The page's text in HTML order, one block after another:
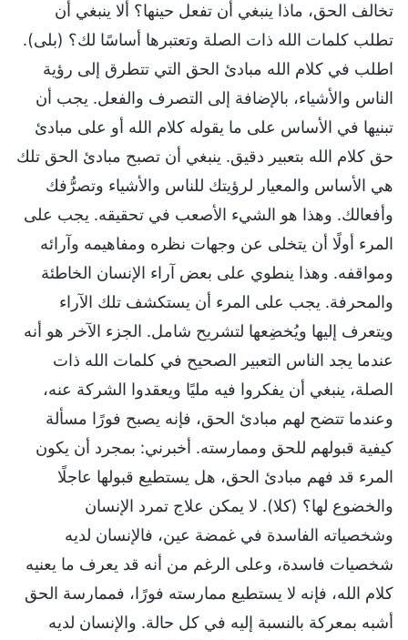
تخالف الحق، ماذا ينبغي أن تفعل حينها؟ ألا ينبغي أن
تطلب كلمات الله ذات الصلة وتعتبرها أساسًا لك؟ (بلى).
اطلب في كلام الله مبادئ الحق التي تتطرق إلى رؤية
الناس والأشياء، بالإضافة إلى التصرف والفعل. يجب أن
تبنيها في الأساس على ما يقوله كلام الله أو على مبادئ
حق كلام الله بتعبير دقيق. ينبغي أن تصبح مبادئ الحق تلك
هي الأساس والمعيار لرؤيتك للناس والأشياء وتصرُّفك
وأفعالك. وهذا هو الشيء الأصعب في تحقيقه. يجب على
المرء أولًا أن يتخلى عن وجهات نظره ومفاهيمه وآرائه
ومواقفه. وهذا ينطوي على بعض آراء الإنسان الخاطئة
والمحرفة. يجب على المرء أن يستكشف تلك الآراء
ويتعرف إليها ويُخضِعها لتشريح شامل. الجزء الآخر هو أنه
عندما يجد الناس التعبير الصحيح في كلمات الله ذات
الصلة، ينبغي أن يفكروا فيه مليًا ويعقدوا الشركة عنه،
وعندما تتضح لهم مبادئ الحق، فإنه يصبح فورًا مسألة
كيفية قبولهم للحق وممارسته. أخبرني: بمجرد أن يكون
المرء قد فهم مبادئ الحق، هل يستطيع قبولها عاجلًا
والخضوع لها؟ (كلا). لا يمكن علاج تمرد الإنسان
وشخصياته الفاسدة في غمضة عين، فالإنسان لديه
شخصيات فاسدة، وعلى الرغم من أنه قد يعرف ما يعنيه
كلام الله، فإنه لا يستطيع ممارسته فورًا، فممارسة الحق
أشبه بمعركة بالنسبة إليه في كل حالة. والإنسان لديه